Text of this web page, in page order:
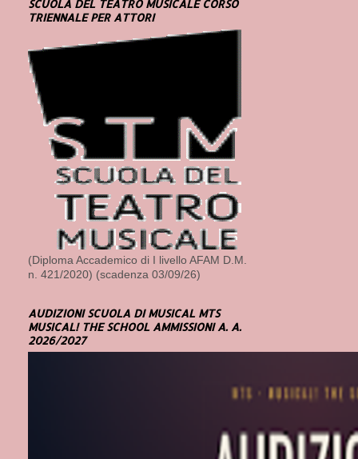
SCUOLA DEL TEATRO MUSICALE CORSO
TRIENNALE PER ATTORI
(Diploma Accademico di I livello AFAM D.M.
n. 421/2020) (scadenza 03/09/26)
AUDIZIONI SCUOLA DI MUSICAL MTS
MUSICAL! THE SCHOOL AMMISSIONI A. A.
2026/2027